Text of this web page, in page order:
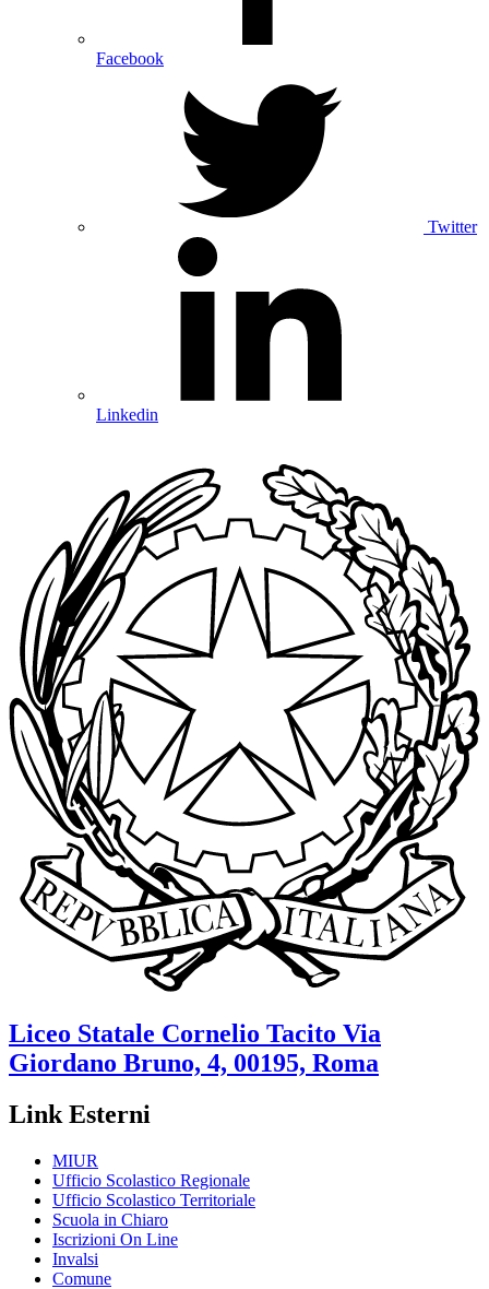
Facebook
Twitter
Linkedin
Liceo Statale Cornelio Tacito Via
Giordano Bruno, 4, 00195, Roma
Link Esterni
MIUR
Ufficio Scolastico Regionale
Ufficio Scolastico Territoriale
Scuola in Chiaro
Iscrizioni On Line
Invalsi
Comune